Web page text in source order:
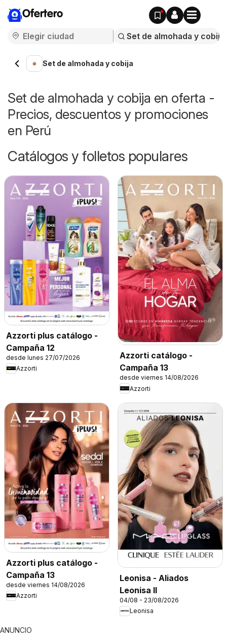
Ofertero
Set de almohada y cobija
Set de almohada y cobija en oferta -
Precios, descuentos y promociones
en Perú
Catálogos y folletos populares
Azzorti plus catálogo -
Campaña 12
desde lunes 27/07/2026
Azzorti
Azzorti catálogo -
Campaña 13
desde viernes 14/08/2026
Azzorti
Azzorti plus catálogo -
Campaña 13
desde viernes 14/08/2026
Azzorti
Leonisa - Aliados
Leonisa II
04/08 - 23/08/2026
Leonisa
ANUNCIO